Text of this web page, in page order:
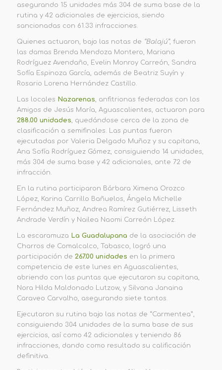
asegurando 15 unidades más 304 de suma base de la
rutina y 42 adicionales de ejercicios, siendo
sancionadas con 61.33 infracciones.
Quienes actuaron, bajo las notas de “Balajú”, fueron
las damas Brenda Mendoza Montero, Mariana
Rodríguez Avendaño, Evelin Monroy Carreón, Sandra
Sofía Espinoza García, además de Beatriz Suyín y
Rosario Lorena Hernández Castillo.
Las locales Nazarenas , anfitrionas federadas con los
Amigos de Jesús María, Aguascalientes, actuaron para
288.00 unidades , quedándose cerca de la zona de
clasificación a semifinales. Las puntas fueron
ejecutadas por Valeria Delgado Muñoz y su capitana,
Ana Sofía Rodríguez Gómez, consiguiendo 14 unidades,
más 304 de suma base y 42 adicionales, ante 72 de
infracción.
En la rutina participaron Bárbara Ximena Orozco
López, Karina Carrillo Bañuelos, Ángela Michelle
Fernández Muñoz, Andrea Ramírez Gutiérrez, Lisseth
Andrade Verdín y Nailea Naomi Carreón López.
La escaramuza La Guadalupana de la asociación de
Charros de Comalcalco, Tabasco, logró una
participación de 267.00 unidades en la primera
competencia de este lunes en Aguascalientes,
abriendo con las puntas que ejecutaron su capitana,
Nora Hilda Maldonado Lutzow, y Silvana Janaina
Caraveo Carvalho, asegurando siete tantos.
Ejecutaron su rutina bajo las notas de “Carmentea”,
consiguiendo 304 unidades de la suma base de sus
ejercicios, así como 42 adicionales y teniendo 86
infracciones, dando como resultado su calificación
definitiva.